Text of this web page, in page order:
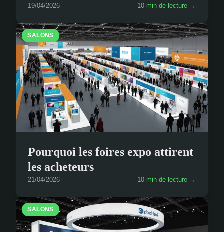
19/04/2026 10 min de lecture →
SALONS
Pourquoi les foires expo attirent
les acheteurs
21/04/2026 10 min de lecture →
SALONS